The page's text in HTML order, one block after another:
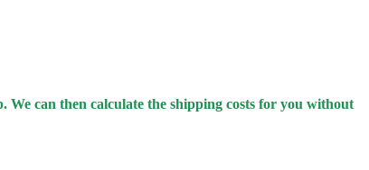
We can then calculate the shipping costs for you without